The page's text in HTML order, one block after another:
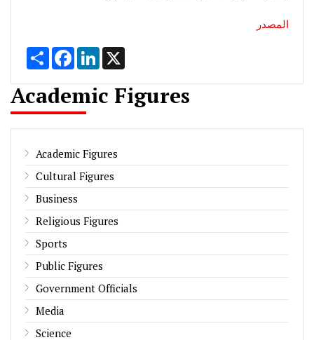
المصدر
Share FacebookLinkedIn
Academic Figures
Academic Figures
Cultural Figures
Business
Religious Figures
Sports
Public Figures
Government Officials
Media
Science